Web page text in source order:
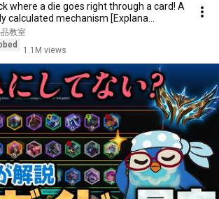
where a die goes right through a card! A
calculated mechanism [Explana...
教室
1.1M views